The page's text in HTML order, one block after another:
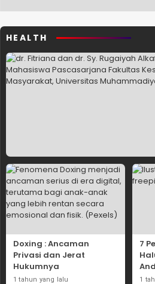
HEALTH
Doxing : Ancaman
Privasi dan Jerat
Hukumnya
1 tahun yang lalu
7
1